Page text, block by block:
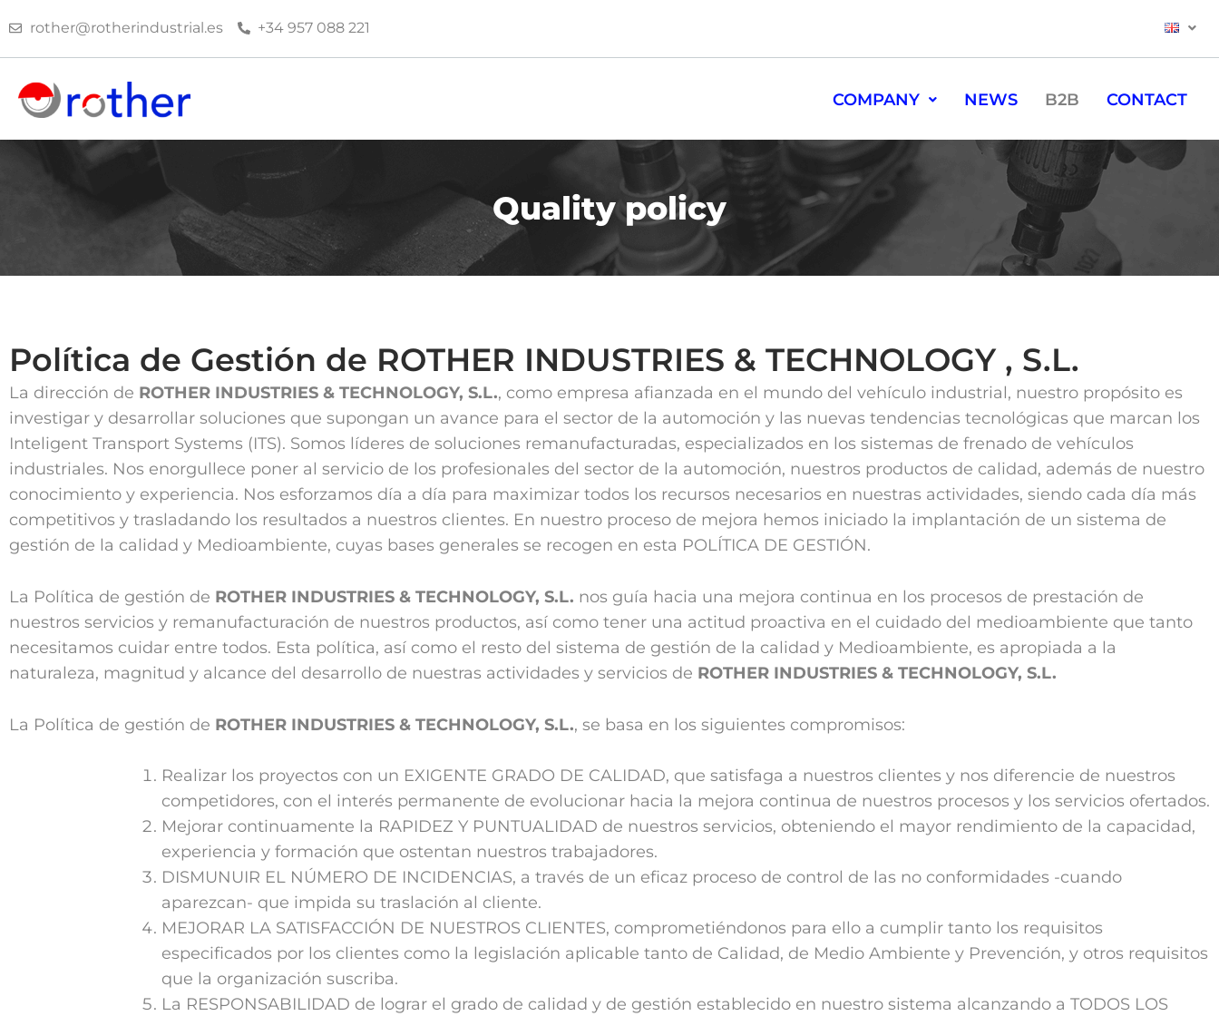
to
rother@rotherindustrial.es +34 957 088 221
COMPANY NEWS B2B CONTACT
Quality policy
Política de Gestión de ROTHER INDUSTRIES & TECHNOLOGY , S.L.
La dirección de ROTHER INDUSTRIES & TECHNOLOGY, S.L., como empresa afianzada en el mundo del vehículo industrial, nuestro propósito es
investigar y desarrollar soluciones que supongan un avance para el sector de la automoción y las nuevas tendencias tecnológicas que marcan los
Inteligent Transport Systems (ITS). Somos líderes de soluciones remanufacturadas, especializados en los sistemas de frenado de vehículos
industriales. Nos enorgullece poner al servicio de los profesionales del sector de la automoción, nuestros productos de calidad, además de nuestro
conocimiento y experiencia. Nos esforzamos día a día para maximizar todos los recursos necesarios en nuestras actividades, siendo cada día más
competitivos y trasladando los resultados a nuestros clientes. En nuestro proceso de mejora hemos iniciado la implantación de un sistema de
gestión de la calidad y Medioambiente, cuyas bases generales se recogen en esta POLÍTICA DE GESTIÓN.
La Política de gestión de ROTHER INDUSTRIES & TECHNOLOGY, S.L. nos guía hacia una mejora continua en los procesos de prestación de
nuestros servicios y remanufacturación de nuestros productos, así como tener una actitud proactiva en el cuidado del medioambiente que tanto
necesitamos cuidar entre todos. Esta política, así como el resto del sistema de gestión de la calidad y Medioambiente, es apropiada a la
naturaleza, magnitud y alcance del desarrollo de nuestras actividades y servicios de ROTHER INDUSTRIES & TECHNOLOGY, S.L.
La Política de gestión de ROTHER INDUSTRIES & TECHNOLOGY, S.L., se basa en los siguientes compromisos:
Realizar los proyectos con un EXIGENTE GRADO DE CALIDAD, que satisfaga a nuestros clientes y nos diferencie de nuestros
competidores, con el interés permanente de evolucionar hacia la mejora continua de nuestros procesos y los servicios ofertados.
Mejorar continuamente la RAPIDEZ Y PUNTUALIDAD de nuestros servicios, obteniendo el mayor rendimiento de la capacidad,
experiencia y formación que ostentan nuestros trabajadores.
DISMUNUIR EL NÚMERO DE INCIDENCIAS, a través de un eficaz proceso de control de las no conformidades -cuando
aparezcan- que impida su traslación al cliente.
MEJORAR LA SATISFACCIÓN DE NUESTROS CLIENTES, comprometiéndonos para ello a cumplir tanto los requisitos
especificados por los clientes como la legislación aplicable tanto de Calidad, de Medio Ambiente y Prevención, y otros requisitos
que la organización suscriba.
La RESPONSABILIDAD de lograr el grado de calidad y de gestión establecido en nuestro sistema alcanzando a TODOS LOS